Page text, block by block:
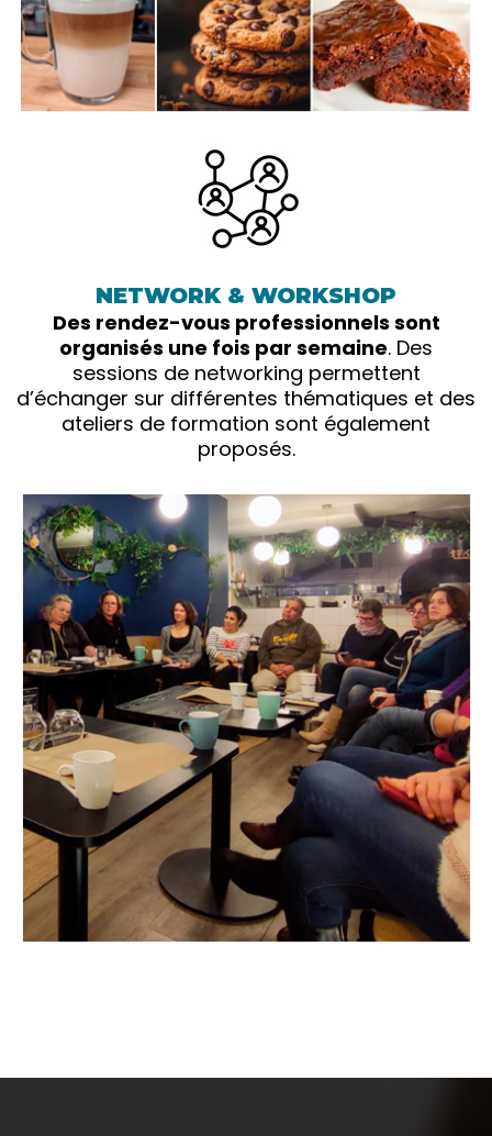
NETWORK & WORKSHOP
Des rendez-vous professionnels sont
organisés une fois par semaine. Des
sessions de networking permettent
d’échanger sur différentes thématiques et des
ateliers de formation sont également
proposés.